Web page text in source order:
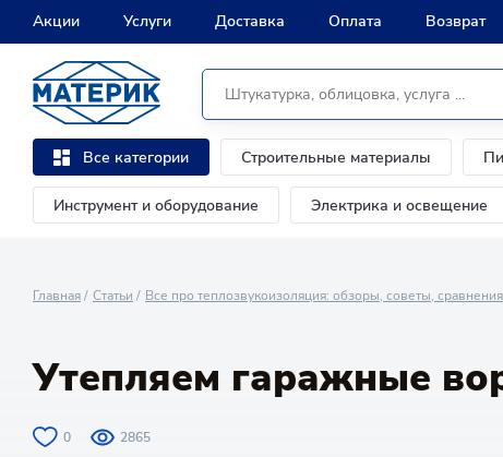
Акции Услуги Доставка Оплата Возврат
Все категории Строительные материалы
Инструмент и оборудование Электрика и освещение
Главная Статьи Все про теплозвукоизоляция: обзоры, советы, сравнения
Утепляем гаражные
0 2865